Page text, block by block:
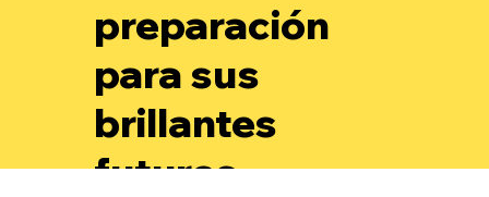
preparación
para sus
brillantes
futuros.